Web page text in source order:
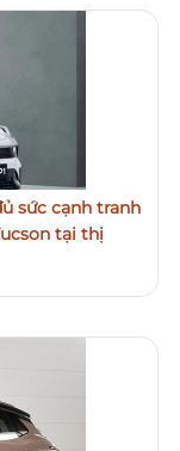
sức cạnh tranh
tại thị